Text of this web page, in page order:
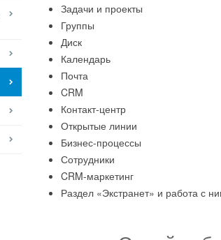
Задачи и проекты
Группы
Диск
Календарь
Почта
CRM
Контакт-центр
Открытые линии
Бизнес-процессы
Сотрудники
CRM-маркетинг
Раздел «Экстранет» и работа с